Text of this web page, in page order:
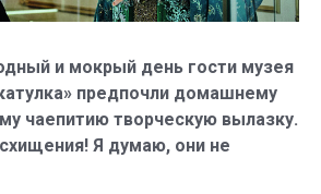
и мокрый день гости музея
предпочли домашнему
чаепитию творческую вылазку.
Я думаю, они не